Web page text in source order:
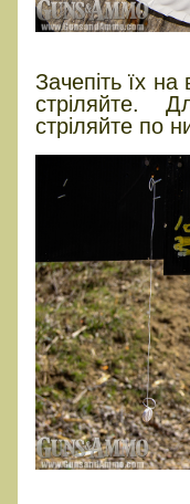
Зачепіть їх на
стріляйте.
стріляйте по